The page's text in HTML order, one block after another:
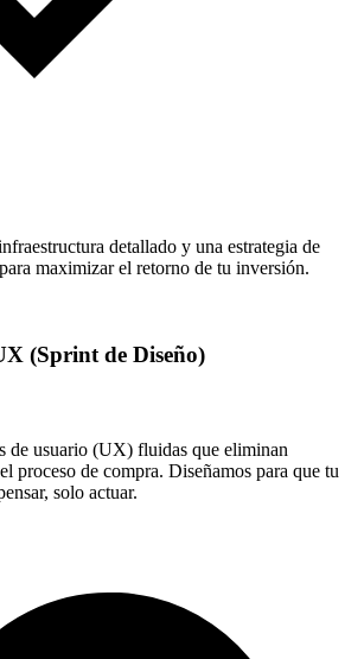
detallado y una estrategia de
maximizar el retorno de tu inversión.
(Sprint de Diseño)
de usuario (UX) fluidas que eliminan
proceso de compra. Diseñamos para que tu
solo actuar.